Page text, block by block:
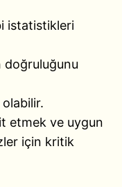
istatistikleri
doğruluğunu
olabilir.
etmek ve uygun
için kritik